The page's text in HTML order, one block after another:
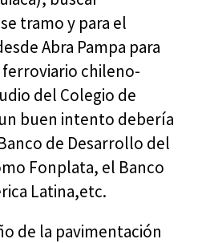
tramo y para el
Abra Pampa para
ferroviario chileno-
del Colegio de
buen intento debería
de Desarrollo del
Fonplata, el Banco
Latina,etc.
de la pavimentación